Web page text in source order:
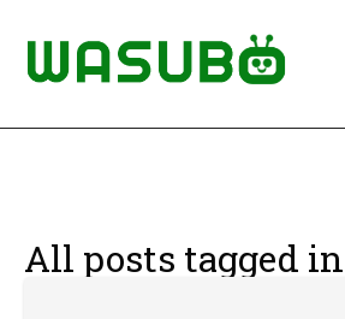
All posts tagged